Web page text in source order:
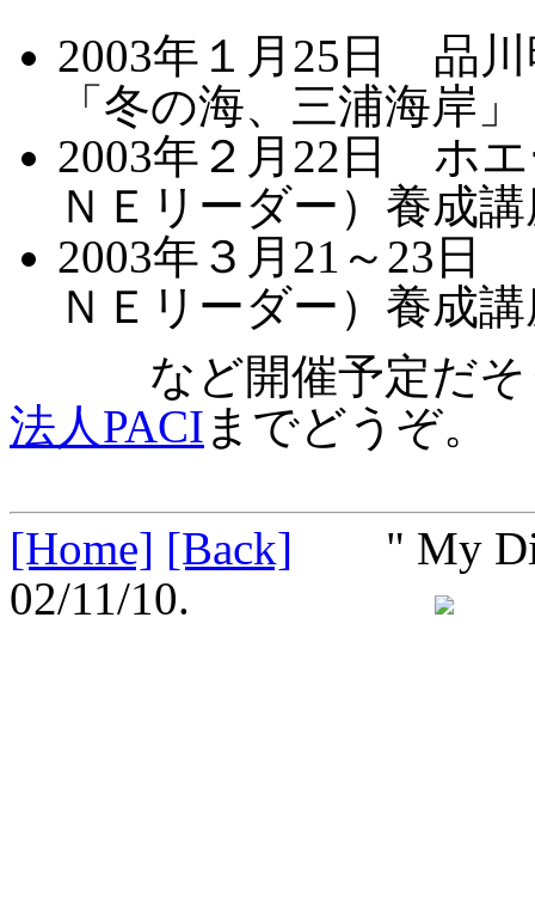
2003年１月25日 品
「冬の海、三浦海岸」
2003年２月22日 ホ
ＮＥリーダー）養成
2003年３月21～23日
ＮＥリーダー）養成
など開催予定だそ
法人PACIまでどうぞ。
[Home] [Back] " My
02/11/10.